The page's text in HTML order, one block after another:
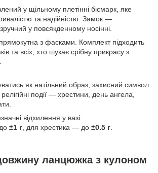
у щільному плетінні бісмарк, яке
та надійністю. Замок —
у повсякденному носінні.
з фасками. Комплект підходить
та всіх, хто шукає срібну прикрасу з
як натільний образ, захисний символ
події — хрестини, день ангела,
відхилення у вазі:
±1 г , для хрестика — до ±0.5 г
ланцюжка з кулоном